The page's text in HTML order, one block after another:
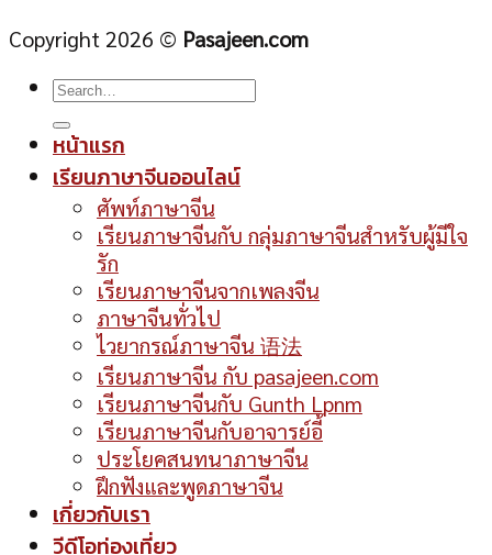
Copyright 2026 © Pasajeen.com
หน้าแรก
เรียนภาษาจีนออนไลน์
ศัพท์ภาษาจีน
เรียนภาษาจีนกับ กลุ่มภาษาจีนสำหรับผู้มีใจ
รัก
เรียนภาษาจีนจากเพลงจีน
ภาษาจีนทั่วไป
ไวยากรณ์ภาษาจีน 语法
เรียนภาษาจีน กับ pasajeen.com
เรียนภาษาจีนกับ Gunth Lpnm
เรียนภาษาจีนกับอาจารย์อี้
ประโยคสนทนาภาษาจีน
ฝึกฟังและพูดภาษาจีน
เกี่ยวกับเรา
วีดีโอท่องเที่ยว